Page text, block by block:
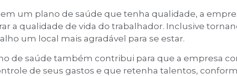
um plano de saúde que tenha qualidade, a
a qualidade de vida do trabalhador. Inclusive
um local mais agradável para se estar.
de saúde também contribui para que a empresa
de seus gastos e que retenha talentos,